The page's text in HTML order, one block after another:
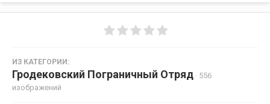
ИЗ КАТЕГОРИИ:
Гродековский Пограничный Отряд · 556
изображений